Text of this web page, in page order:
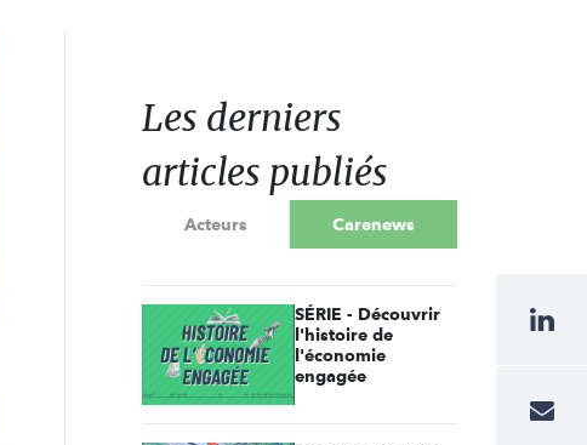
Les derniers
articles publiés
Acteurs Carenews
SÉRIE - Découvrir
l'histoire de
l'économie
engagée